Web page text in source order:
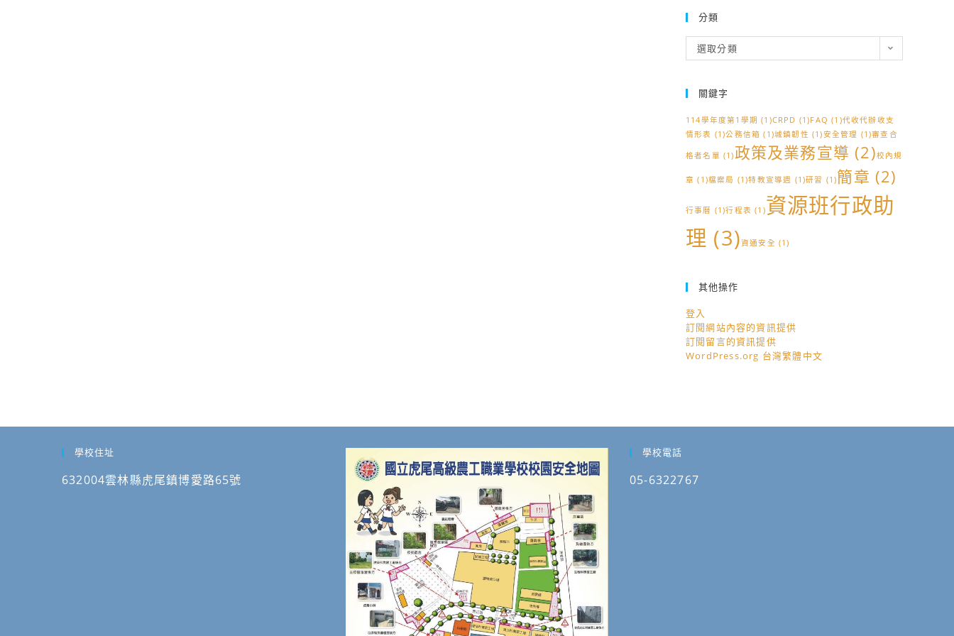
分類
類
選取分類
關鍵字
114學年度第1學期 (1)CRPD (1)FAQ (1)代收代辦收支
情形表 (1)公務信箱 (1)城鎮韌性 (1)安全管理 (1)審查合
格者名單 (1)政策及業務宣導 (2)校內規
章 (1)檔案局 (1)特教宣導週 (1)研習 (1)簡章 (2)
行事曆 (1)行程表 (1)資源班行政助
理 (3)資通安全 (1)
其他操作
登入
訂閱網站內容的資訊提供
訂閱留言的資訊提供
WordPress.org 台灣繁體中文
學校住址
632004雲林縣虎尾鎮博愛路65號
學校電話
05-6322767